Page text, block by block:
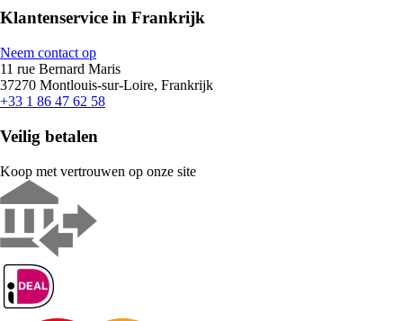
Klantenservice in Frankrijk
Neem contact op
11 rue Bernard Maris
37270 Montlouis-sur-Loire, Frankrijk
+33 1 86 47 62 58
Veilig betalen
Koop met vertrouwen op onze site